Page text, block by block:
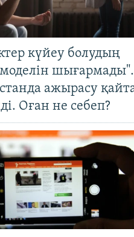
күйеу болудың
шығармады".
ажырасу
Оған не себеп?